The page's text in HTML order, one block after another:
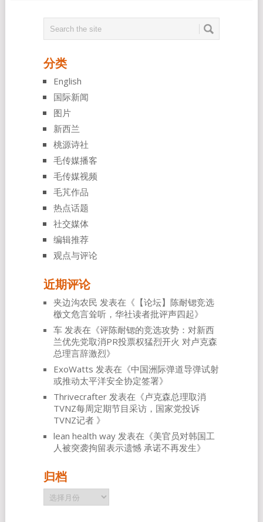
分类
English
国际新闻
图片
新西兰
桃源诗社
毛传媒播客
毛传媒视频
毛芃作品
热点话题
社交媒体
编辑推荐
观点与评论
近期评论
夹边沟农民 发表在《 【论坛】陈耐锶竞选
檄文危言耸听，华社读者批评声四起》
车发表在《评陈耐锶的竞选攻势：对新西
兰优先党取消PR投票权猛烈开火 对卢克森
总理言辞激烈》
ExoWatts 发表在《中国洲际弹道导弹试射
或推动太平洋安全协定签署》
Thrivecrafter发表在《卢克森总理取消
TVNZ每周定期节目采访，国家党投诉
TVNZ记者 》
lean health way发表在《美官员对韩国工
人被突袭拘留表示遗憾 承诺不再发生》
归档
归
档